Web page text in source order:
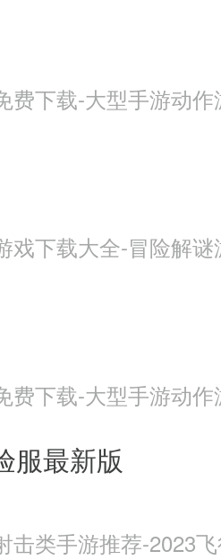
费下载-大型手游动作
戏下载大全-冒险解谜
费下载-大型手游动作
服最新版
类手游推荐-2023